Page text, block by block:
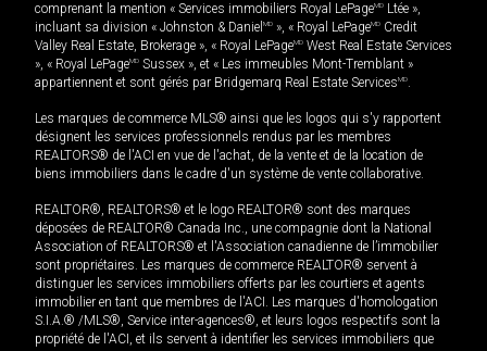
comprenant la mention « Services immobiliers Royal LePageMD Ltée »,
incluant sa division « Johnston & Daniel MD », « Royal LePageMD Credit
Valley Real Estate, Brokerage », « Royal LePageMD West Real Estate Services
», « Royal LePageMD Sussex », et « Les immeubles Mont-Tremblant »
appartiennent et sont gérés par Bridgemarq Real Estate ServicesMD.
Les marques de commerce MLS® ainsi que les logos qui s'y rapportent
désignent les services professionnels rendus par les membres
REALTORS® de l'ACI en vue de l'achat, de la vente et de la location de
biens immobiliers dans le cadre d'un système de vente collaborative.
REALTOR®, REALTORS® et le logo REALTOR® sont des marques
déposées de REALTOR® Canada Inc., une compagnie dont la National
Association of REALTORS® et l'Association canadienne de l’immobilier
sont propriétaires. Les marques de commerce REALTOR® servent à
distinguer les services immobiliers offerts par les courtiers et agents
immobilier en tant que membres de l'ACI. Les marques d'homologation
S.I.A.® /MLS®, Service inter-agences®, et leurs logos respectifs sont la
propriété de l'ACI, et ils servent à identifier les services immobiliers que